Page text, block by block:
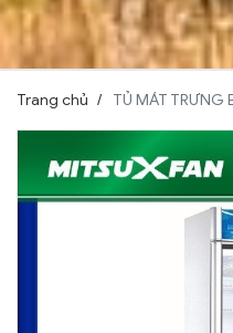
Trang chủ TỦ MÁT TRƯNG